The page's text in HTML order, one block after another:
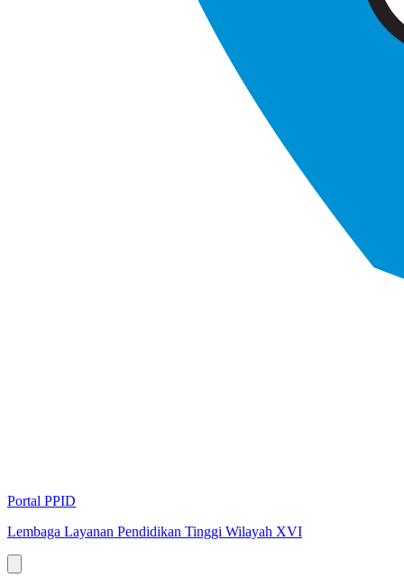
Portal PPID
Lembaga Layanan Pendidikan Tinggi Wilayah XVI